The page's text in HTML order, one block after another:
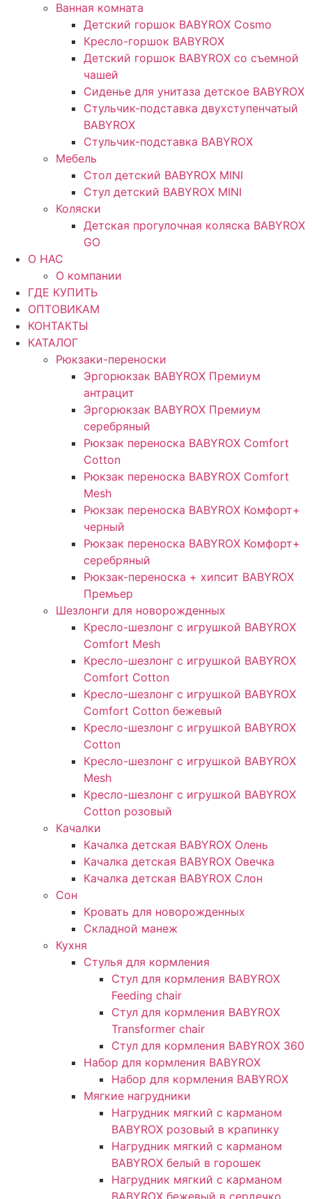
Ванная комната
Детский горшок BABYROX Cosmo
Кресло-горшок BABYROX
Детский горшок BABYROX со съемной
чашей
Сиденье для унитаза детское BABYROX
Стульчик-подставка двухступенчатый
BABYROX
Стульчик-подставка BABYROX
Мебель
Стол детский BABYROX MINI
Стул детский BABYROX MINI
Коляски
Детская прогулочная коляска BABYROX
GO
O НАС
О компании
ГДЕ КУПИТЬ
ОПТОВИКАМ
КОНТАКТЫ
КАТАЛОГ
Рюкзаки-переноски
Эргорюкзак BABYROX Премиум
антрацит
Эргорюкзак BABYROX Премиум
серебряный
Рюкзак переноска BABYROX Comfort
Cotton
Рюкзак переноска BABYROX Comfort
Mesh
Рюкзак переноска BABYROX Комфорт+
черный
Рюкзак переноска BABYROX Комфорт+
серебряный
Рюкзак-переноска + хипсит BABYROX
Премьер
Шезлонги для новорожденных
Кресло-шезлонг с игрушкой BABYROX
Comfort Mesh
Кресло-шезлонг с игрушкой BABYROX
Comfort Cotton
Кресло-шезлонг с игрушкой BABYROX
Comfort Cotton бежевый
Кресло-шезлонг с игрушкой BABYROX
Cotton
Кресло-шезлонг с игрушкой BABYROX
Mesh
Кресло-шезлонг с игрушкой BABYROX
Cotton розовый
Качалки
Качалка детская BABYROX Олень​
Качалка детская BABYROX Овечка​
Качалка детская BABYROX Слон​
Сон
Кровать для новорожденных
Складной манеж
Кухня
Стулья для кормления
Стул для кормления BABYROX
Feeding chair
Стул для кормления BABYROX
Transformer chair
Стул для кормления BABYROX 360
Набор для кормления BABYROX
Набор для кормления BABYROX
Мягкие нагрудники
Нагрудник мягкий с карманом
BABYROX розовый в крапинку
Нагрудник мягкий с карманом
BABYROX белый в горошек
Нагрудник мягкий с карманом
BABYROX бежевый в сердечко